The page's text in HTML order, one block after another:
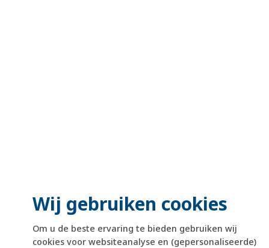
Wij gebruiken cookies
Om u de beste ervaring te bieden gebruiken wij
cookies voor websiteanalyse en (gepersonaliseerde)